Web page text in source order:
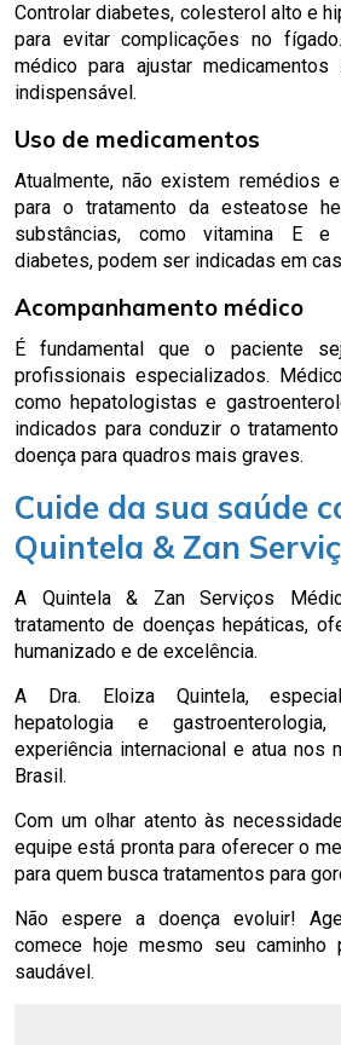
Controlar diabetes, colesterol alto e
para evitar complicações no
médico para ajustar
indispensável.
Uso de medicamentos
Atualmente, não existem remédios
para o tratamento da esteatose
substâncias, como vitamina E e
diabetes, podem ser indicadas em
Acompanhamento médico
É fundamental que o paciente
profissionais especializados.
como hepatologistas e
indicados para conduzir o
doença para quadros mais graves.
Cuide da sua saúde
Quintela & Zan
A Quintela & Zan Serviços
tratamento de doenças hepáticas,
humanizado e de excelência.
A Dra. Eloiza Quintela,
hepatologia e
experiência internacional e atua nos
Brasil.
Com um olhar atento às
equipe está pronta para oferecer o
para quem busca tratamentos para
Não espere a doença evoluir!
comece hoje mesmo seu caminho
saudável.